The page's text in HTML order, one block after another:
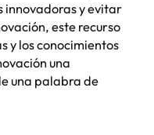
innovadoras y evitar
este recurso
y los conocimientos
una
una palabra de